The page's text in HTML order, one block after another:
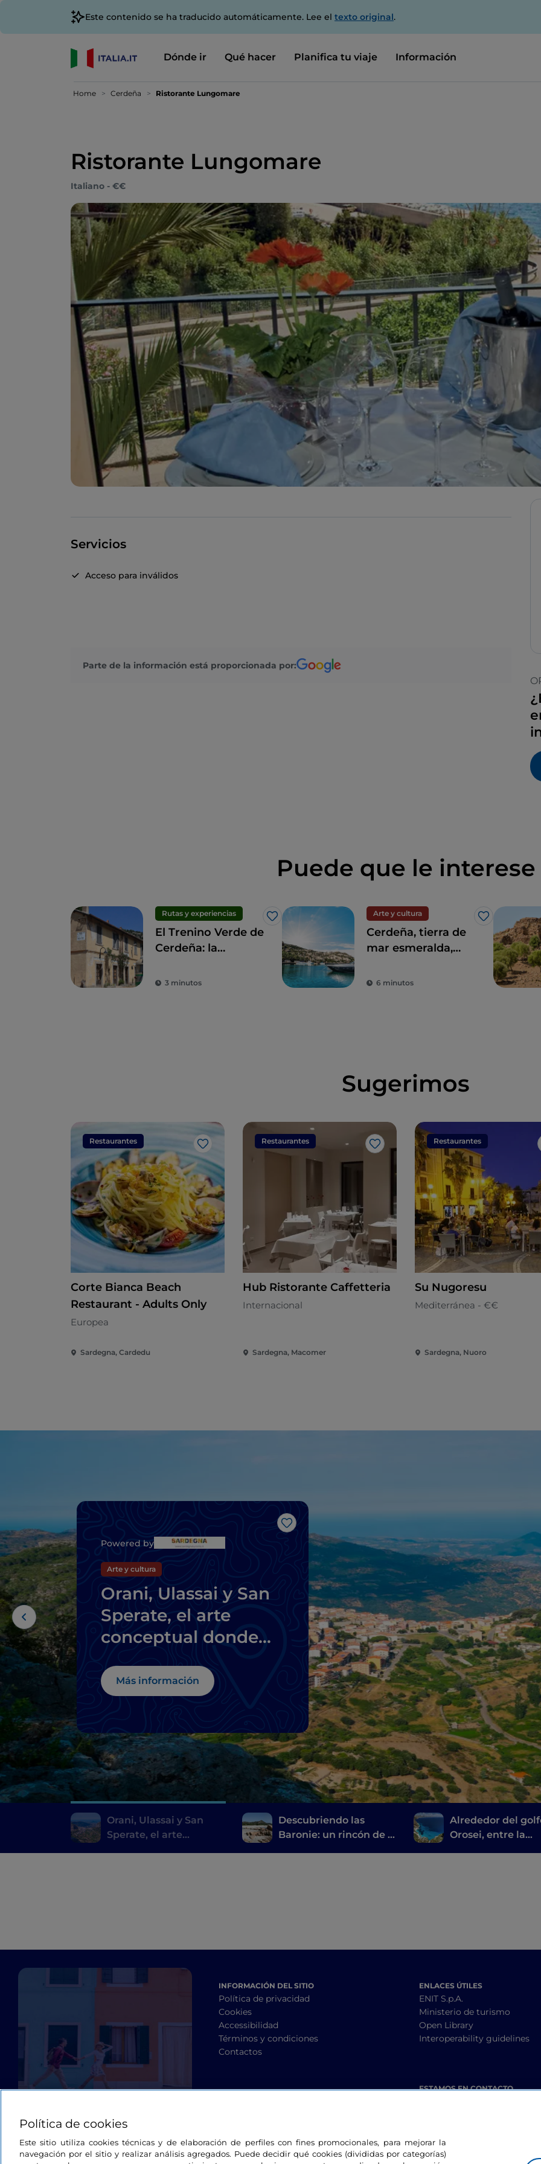
Este contenido se ha traducido automáticamente. Lee el texto original.
Dónde ir Qué hacer Planifica tu viaje Información
Home Cerdeña Ristorante Lungomare
Ristorante Lungomare
Italiano - €€
Servicios
Acceso para inválidos
Parte de la información está proporcionada por:
Puede que le interese
Rutas y experiencias
Me gusta
El Trenino Verde de
Cerdeña: la
lentitud
3 minutos
Arte y cultura
Me gusta
Cerdeña, tierra de
mar esmeralda,
tradiciones
6 minutos
Sugerimos
Restaurantes
Me gusta
Corte Bianca Beach
Restaurant - Adults Only
Europea
Sardegna, Cardedu
Restaurantes
Me gusta
Hub Ristorante Caffetteria
Internacional
Sardegna, Macomer
Restaurantes
Su Nugoresu
Mediterránea - €€
Sardegna, Nuoro
Me gusta
Powered by
Arte y cultura
Orani, Ulassai y San
Sperate, el arte
conceptual donde
Más información
Orani, Ulassai y San
Sperate, el arte
Descubriendo las
Baronie: un rincón de la
Alrededor del
Orosei, entre la
INFORMACIÓN DEL SITIO
Política de privacidad
Cookies
Accessibilidad
Términos y condiciones
Contactos
ENLACES ÚTILES
ENIT S.p.A.
Ministerio de turismo
Open Library
Interoperability guidelines
ESTAMOS EN CONTACTO
Política de cookies
Este sitio utiliza cookies técnicas y de elaboración de perfiles con fines promocionales, para mejorar la
navegación por el sitio y realizar análisis agregados. Puede decidir qué cookies (divididas por categorías)